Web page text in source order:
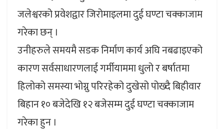
जलेश्वरको प्रवेशद्वार जिरोमाइलमा दुई घण्टा चक्काजाम
गरेका छन् ।
उनीहरुले समयमै सडक निर्माण कार्य अघि नबढाइएको
कारण सर्वसाधारणलाई गर्मीयाममा धुलो र बर्षातमा
हिलोको समस्या भोग्नु परिरहेको दुखेसो पोख्दै बिहीवार
बिहान १० बजेदेखि १२ बजेसम्म दुई घण्टा चक्काजाम
गरेका हुन ।